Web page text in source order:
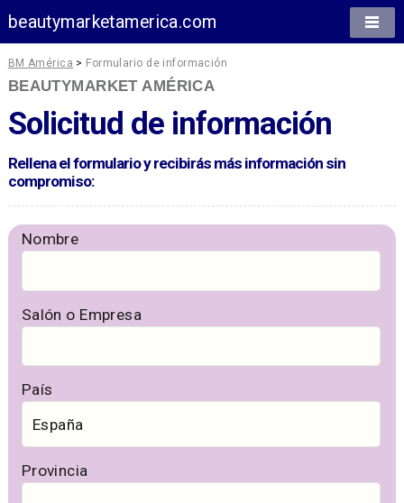
beautymarketamerica.com
BM América > Formulario de información
BEAUTYMARKET AMÉRICA
Solicitud de información
Rellena el formulario y recibirás más información sin
compromiso:
Nombre
Salón o Empresa
País
Provincia